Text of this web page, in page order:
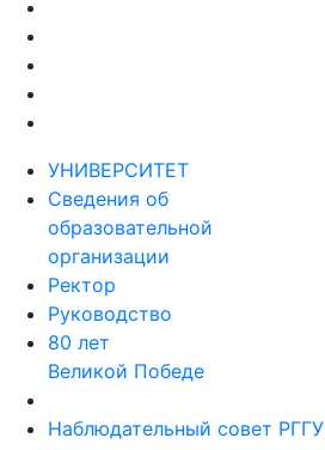
УНИВЕРСИТЕТ
Сведения об
образовательной
организации
Ректор
Руководство
80 лет
Великой Победе
Наблюдательный совет РГГУ